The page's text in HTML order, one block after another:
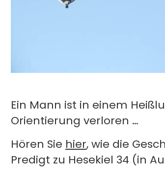
Ein Mann ist in einem
Orientierung verloren …
Hören Sie hier, wie die
Predigt zu Hesekiel 34 (in